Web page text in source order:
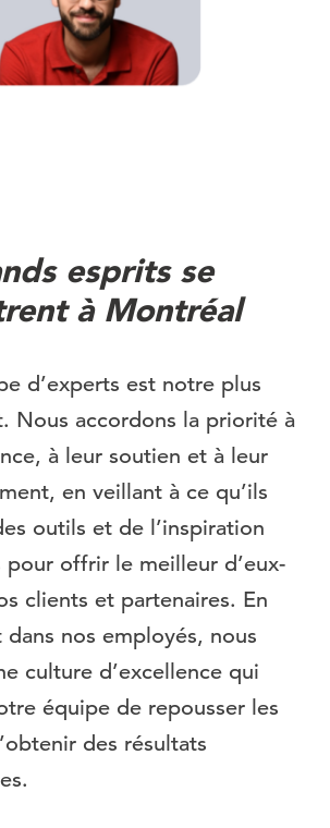
esprits se
à Montréal
d’experts est notre plus
Nous accordons la priorité à
à leur soutien et à leur
en veillant à ce qu’ils
outils et de l’inspiration
pour offrir le meilleur d’eux-
clients et partenaires. En
dans nos employés, nous
culture d’excellence qui
équipe de repousser les
des résultats